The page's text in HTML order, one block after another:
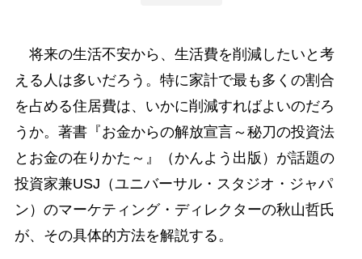
将来の生活不安から、生活費を削減したいと考
える人は多いだろう。特に家計で最も多くの割合
を占める住居費は、いかに削減すればよいのだろ
うか。著書『お金からの解放宣言～秘刀の投資法
とお金の在りかた～』（かんよう出版）が話題の
投資家兼USJ（ユニバーサル・スタジオ・ジャパ
ン）のマーケティング・ディレクターの秋山哲氏
が、その具体的方法を解説する。